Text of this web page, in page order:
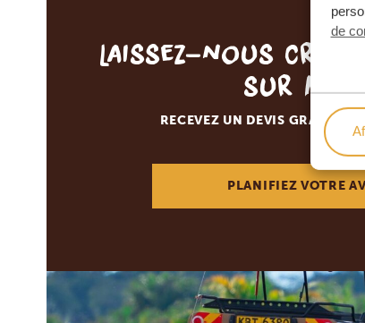
de
Laissez-nous créer
sur
RECEVEZ UN DEVIS GRATUIT,
PLANIFIEZ VOTRE